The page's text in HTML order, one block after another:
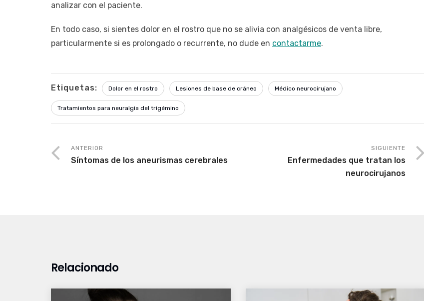
analizar con el paciente.
En todo caso, si sientes dolor en el rostro que no se alivia con analgésicos de venta libre,
particularmente si es prolongado o recurrente, no dude en contactarme.
Etiquetas: Dolor en el rostro Lesiones de base de cráneo Médico neurocirujano
Tratamientos para neuralgia del trigémino
ANTERIOR
Síntomas de los aneurismas cerebrales
SIGUIENTE
Enfermedades que tratan los
neurocirujanos
Relacionado